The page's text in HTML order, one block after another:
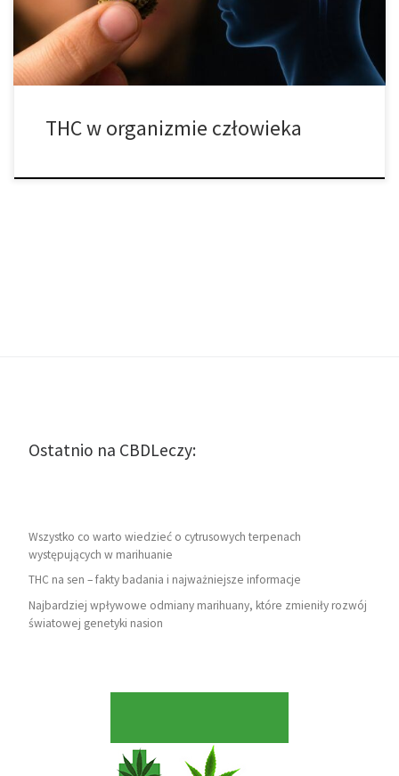
rzeczywistości jego wpływ na organizm jest znacznie bardziej
złożony niż samo wywołanie […]
THC w organizmie człowieka
Ostatnio na CBDLeczy:
Wszystko co warto wiedzieć o cytrusowych terpenach
występujących w marihuanie
THC na sen – fakty badania i najważniejsze informacje
Najbardziej wpływowe odmiany marihuany, które zmieniły rozwój
światowej genetyki nasion